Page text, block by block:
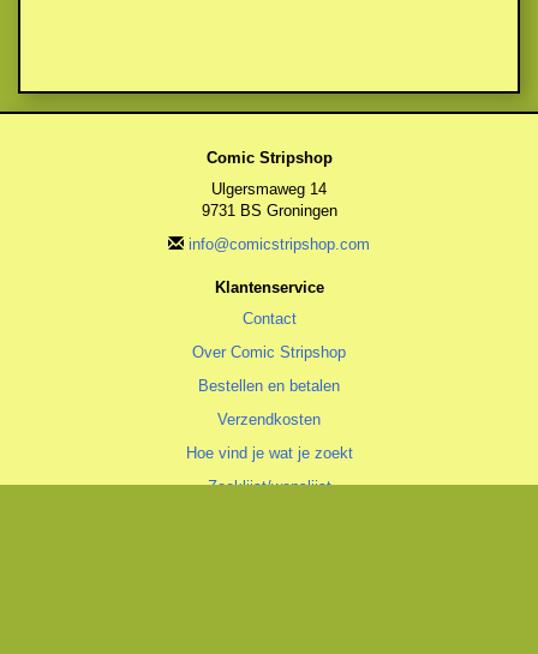
Comic Stripshop
Ulgersmaweg 14
9731 BS Groningen
info@comicstripshop.com
Klantenservice
Contact
Over Comic Stripshop
Bestellen en betalen
Verzendkosten
Hoe vind je wat je zoekt
Zoeklijst/wenslijst